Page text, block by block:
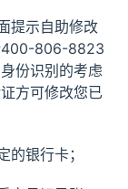
提示自助修改
400-806-8823
份识别的考虑
方可修改您已
银行卡；